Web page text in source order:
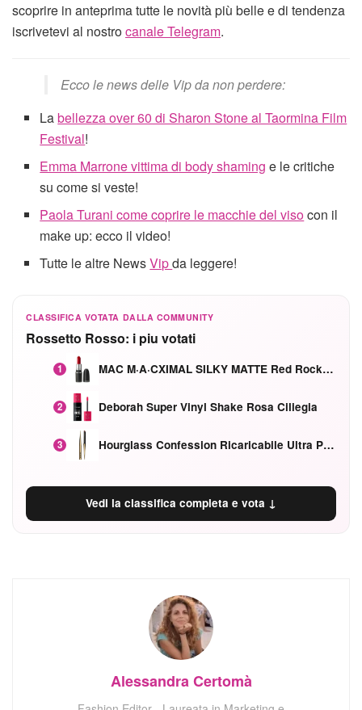
scoprire in anteprima tutte le novità più belle e di tendenza
iscrivetevi al nostrocanale Telegram.
Ecco le news delle Vip da non perdere:
Labellezza over 60 di Sharon Stone al Taormina Film
Festival!
Emma Marrone vittima di body shaming e le critiche
su come si veste!
Paola Turani come coprire le macchie del visocon il
make up: ecco il video!
Tutte le altre NewsVipda leggere!
CLASSIFICA VOTATA DALLA COMMUNITY
Rossetto Rosso: i piu votati
1 MAC M·A·CXIMAL SILKY MATTE Red Rock mat
2 Deborah Super Vinyl Shake Rosa Ciliegia
3 Hourglass Confession Ricaricabile Ultra Preciso Ad Alta Intensità Secretly Classic Red
Vedi la classifica completa e vota ↓
Alessandra Certomà